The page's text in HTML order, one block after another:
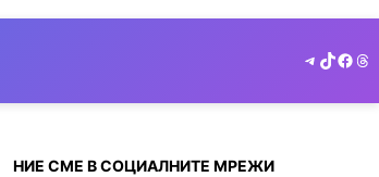
Telegram
TikTok
НИЕ СМЕ В СОЦИАЛНИТЕ МРЕЖИ